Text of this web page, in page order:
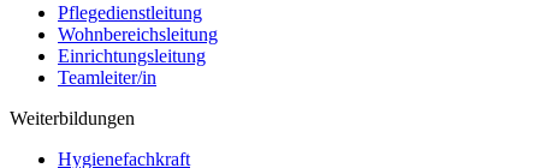
Pflegedienstleitung
Wohnbereichsleitung
Einrichtungsleitung
Teamleiter/in
Weiterbildungen
Hygienefachkraft